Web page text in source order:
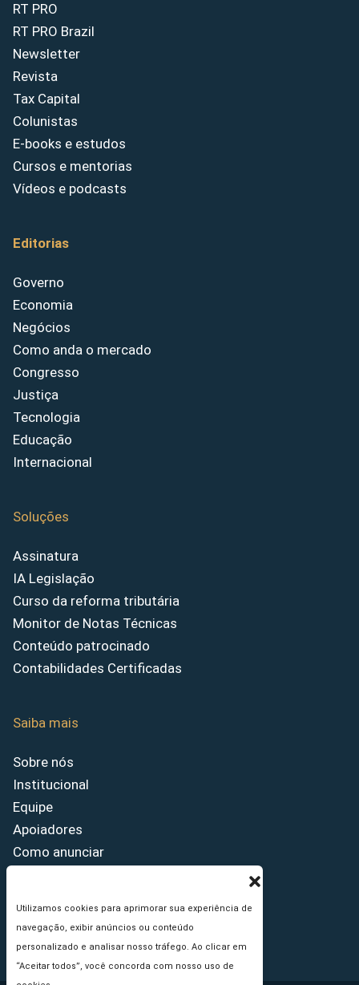
Utilizamos cookies para aprimorar sua experiência de
navegação, exibir anúncios ou conteúdo
personalizado e analisar nosso tráfego. Ao clicar em
“Aceitar todos”, você concorda com nosso uso de
RT PRO
RT PRO Brazil
Newsletter
Revista
Tax Capital
Colunistas
E-books e estudos
Cursos e mentorias
Vídeos e podcasts
Editorias
Governo
Economia
Negócios
Como anda o mercado
Congresso
Justiça
Tecnologia
Educação
Internacional
Soluções
Assinatura
IA Legislação
Curso da reforma tributária
Monitor de Notas Técnicas
Conteúdo patrocinado
Contabilidades Certificadas
Saiba mais
Sobre nós
Institucional
Equipe
Apoiadores
Como anunciar
Princípios Editoriais